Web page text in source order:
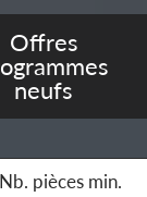
Offres
neufs